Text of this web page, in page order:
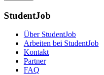
StudentJob
Über StudentJob
Arbeiten bei StudentJob
Kontakt
Partner
FAQ